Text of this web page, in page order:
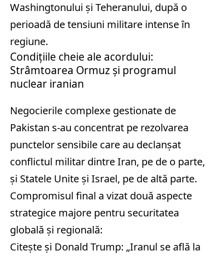
Washingtonului și Teheranului, după o
perioadă de tensiuni militare intense în
regiune.
Condițiile cheie ale acordului:
Strâmtoarea Ormuz și programul
nuclear iranian
Negocierile complexe gestionate de
Pakistan s-au concentrat pe rezolvarea
punctelor sensibile care au declanșat
conflictul militar dintre Iran, pe de o parte,
și Statele Unite și Israel, pe de altă parte.
Compromisul final a vizat două aspecte
strategice majore pentru securitatea
globală și regională:
Citește și Donald Trump: „Iranul se află la